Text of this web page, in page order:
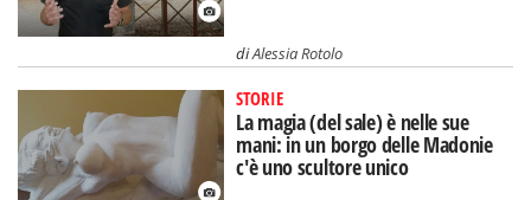
diAlessia Rotolo
STORIE
La magia (del sale) è nelle sue
mani: in un borgo delle Madonie
c'è uno scultore unico